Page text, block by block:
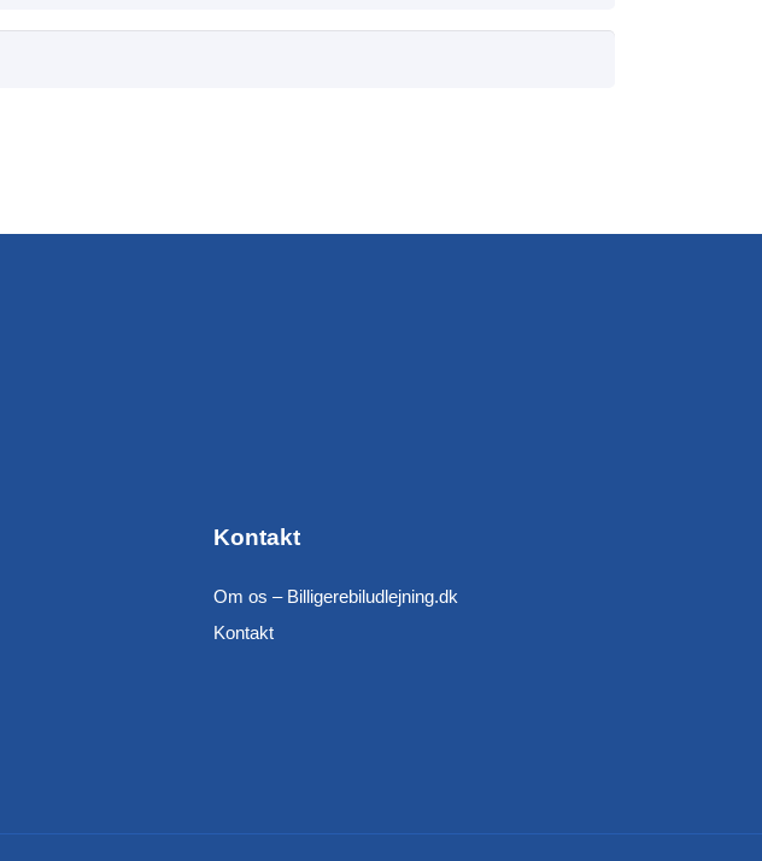
Kontakt
Om os – Billigerebiludlejning.dk
Kontakt